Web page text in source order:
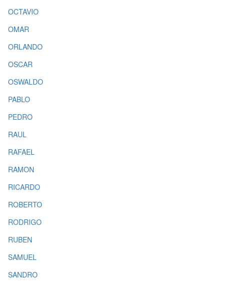
OCTAVIO
OMAR
ORLANDO
OSCAR
OSWALDO
PABLO
PEDRO
RAUL
RAFAEL
RAMON
RICARDO
ROBERTO
RODRIGO
RUBEN
SAMUEL
SANDRO